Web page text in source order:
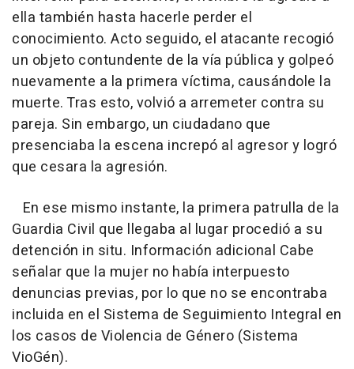
ella también hasta hacerle perder el
conocimiento. Acto seguido, el atacante recogió
un objeto contundente de la vía pública y golpeó
nuevamente a la primera víctima, causándole la
muerte. Tras esto, volvió a arremeter contra su
pareja. Sin embargo, un ciudadano que
presenciaba la escena increpó al agresor y logró
que cesara la agresión.
En ese mismo instante, la primera patrulla de la
Guardia Civil que llegaba al lugar procedió a su
detención in situ. Información adicional Cabe
señalar que la mujer no había interpuesto
denuncias previas, por lo que no se encontraba
incluida en el Sistema de Seguimiento Integral en
los casos de Violencia de Género (Sistema
VioGén).